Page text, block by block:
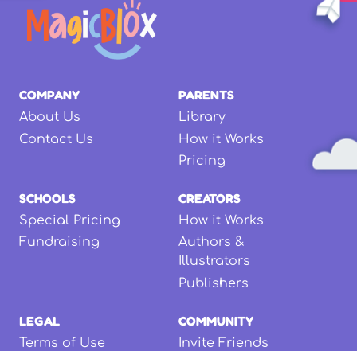
COMPANY
About Us
Contact Us
PARENTS
Library
How it Works
Pricing
SCHOOLS
Special Pricing
Fundraising
CREATORS
How it Works
Authors &
Illustrators
Publishers
LEGAL
Terms of Use
COMMUNITY
Invite Friends